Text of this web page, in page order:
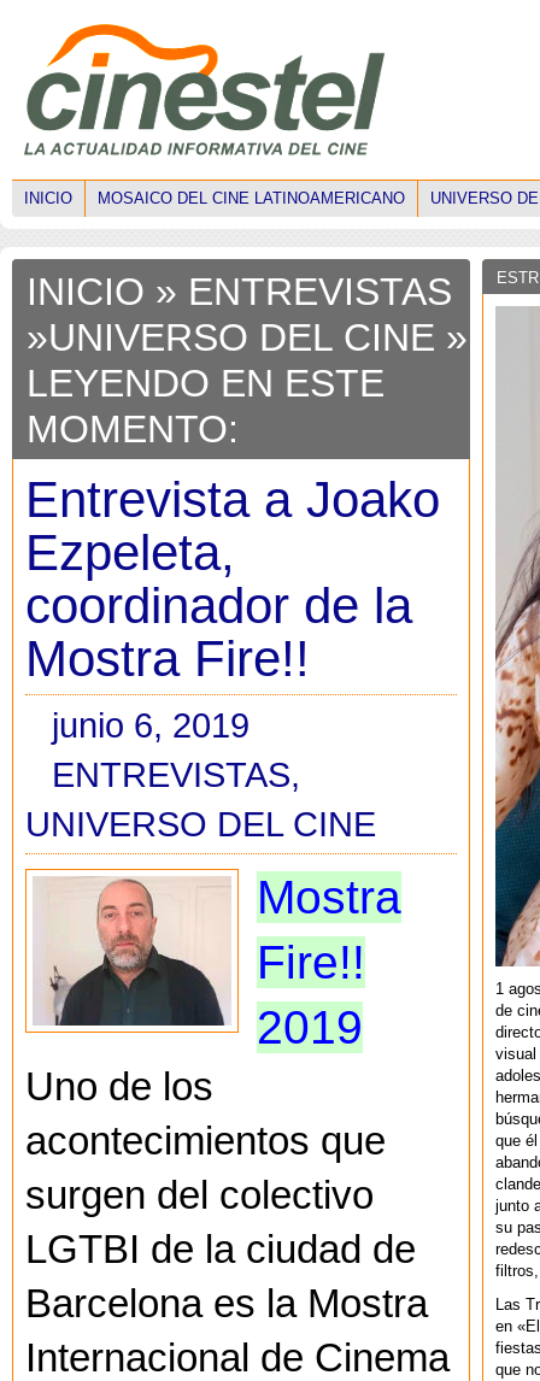
INICIO MOSAICO DEL CINE LATINOAMERICANO UNIVERSO
INICIO » ENTREVISTAS
»UNIVERSO DEL CINE »
LEYENDO EN ESTE
MOMENTO:
Entrevista a Joako
Ezpeleta,
coordinador de la
Mostra Fire!!
junio 6, 2019
ENTREVISTAS,
UNIVERSO DEL CINE
Mostra
Fire!!
2019
Uno de los
acontecimientos que
surgen del colectivo
LGTBI de la ciudad de
Barcelona es la Mostra
Internacional de Cinema
1
de
visual
que
junto
su
filtros,
Las
en
que